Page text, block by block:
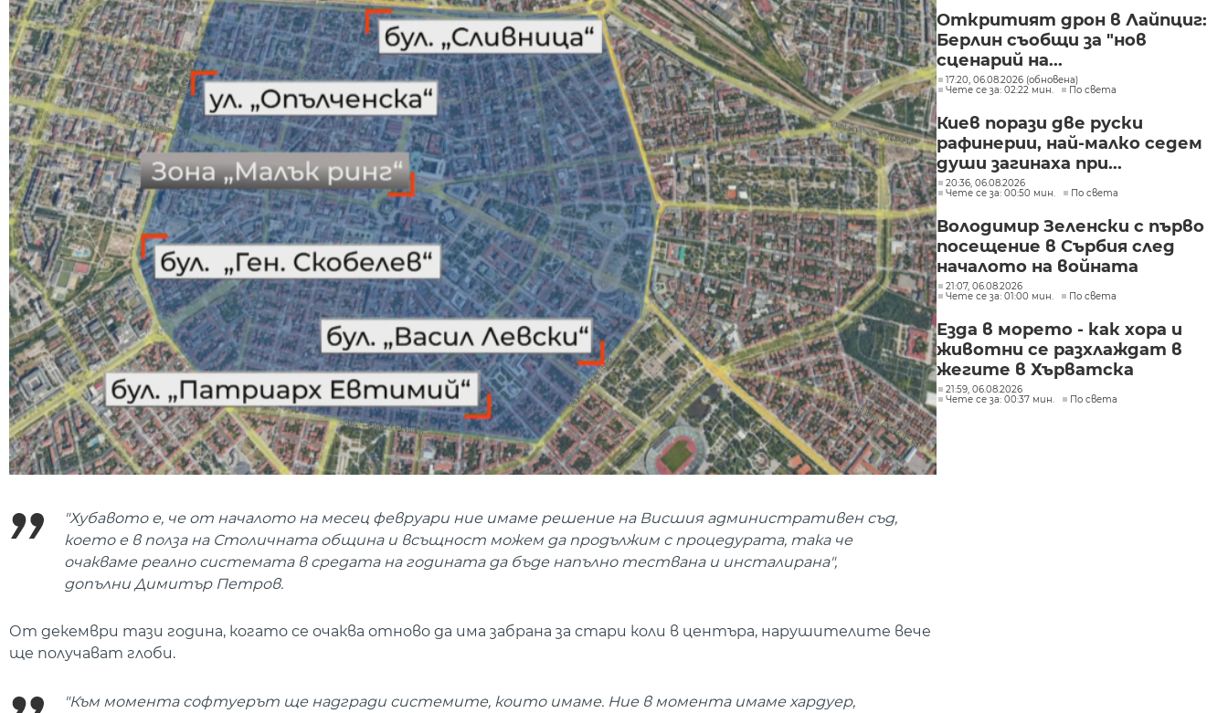
"Хубавото е, че от началото на месец февруари ние имаме решение на Висшия административен съд,
което е в полза на Столичната община и всъщност можем да продължим с процедурата, така че
очакваме реално системата в средата на годината да бъде напълно тествана и инсталирана",
допълни Димитър Петров.
От декември тази година, когато се очаква отново да има забрана за стари коли в центъра, нарушителите вече
ще получават глоби.
"Към момента софтуерът ще надгради системите, които имаме. Ние в момента имаме хардуер,
Откритият дрон в Лайпциг:
Берлин съобщи за "нов
сценарий на...
17:20, 06.08.2026 (обновена)
Чете се за: 02:22 мин.
По света
Киев порази две руски
рафинерии, най-малко седем
души загинаха при...
20:36, 06.08.2026
Чете се за: 00:50 мин.
По света
Володимир Зеленски с първо
посещение в Сърбия след
началото на войната
21:07, 06.08.2026
Чете се за: 01:00 мин.
По света
Езда в морето - как хора и
животни се разхлаждат в
жегите в Хърватска
21:59, 06.08.2026
Чете се за: 00:37 мин.
По света